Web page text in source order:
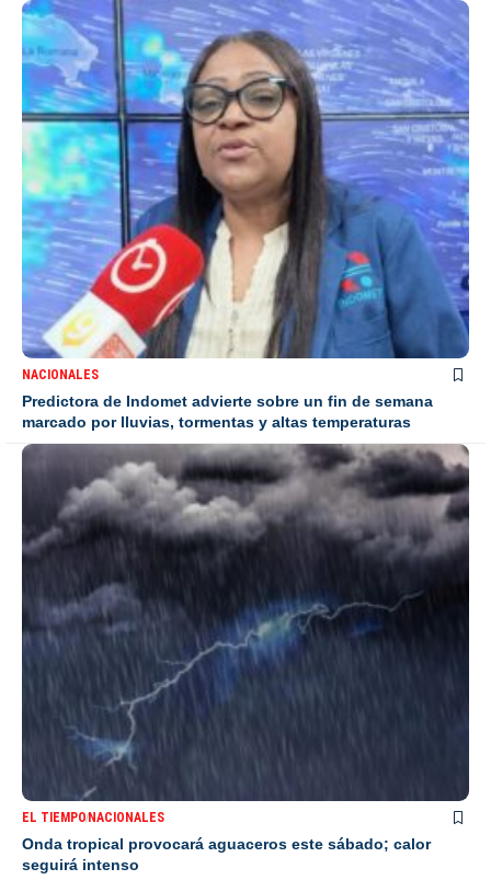
NACIONALES
Predictora de Indomet advierte sobre un fin de semana
marcado por lluvias, tormentas y altas temperaturas
EL TIEMPONACIONALES
Onda tropical provocará aguaceros este sábado; calor
seguirá intenso